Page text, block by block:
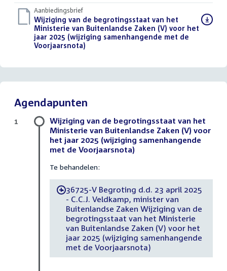
Aanbiedingsbrief
Download
bestand:
Wijziging van de begrotingsstaat van het
Ministerie van Buitenlandse Zaken (V) voor het
jaar 2025 (wijziging samenhangende met de
Voorjaarsnota)
Agendapunten
Wijziging van de begrotingsstaat van het
Ministerie van Buitenlandse Zaken (V) voor
het jaar 2025 (wijziging samenhangende
met de Voorjaarsnota)
Te behandelen:
-36725-V Begroting d.d. 23 april 2025
- C.C.J. Veldkamp, minister van
Buitenlandse Zaken Wijziging van de
begrotingsstaat van het Ministerie
van Buitenlandse Zaken (V) voor het
jaar 2025 (wijziging samenhangende
met de Voorjaarsnota)
1